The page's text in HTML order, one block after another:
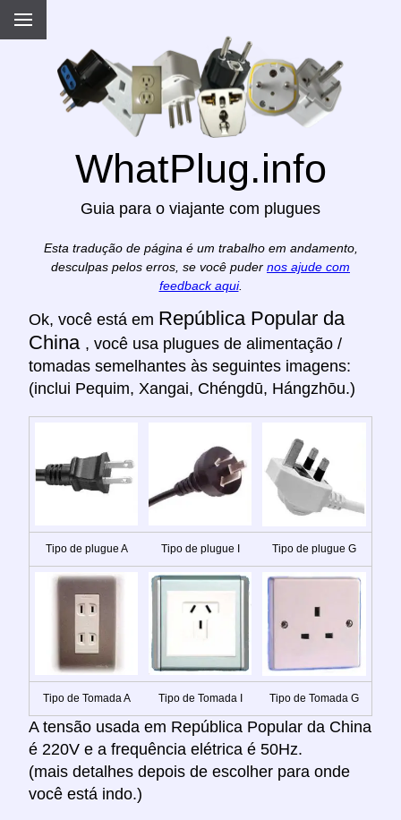
WhatPlug.info
Guia para o viajante com plugues
Esta tradução de página é um trabalho em andamento,
desculpas pelos erros, se você puder nos ajude com
feedback aqui.
Ok, você está em República Popular da
China , você usa plugues de alimentação /
tomadas semelhantes às seguintes imagens:
(inclui Pequim, Xangai, Chéngdū, Hángzhōu.)
Tipo de plugue A Tipo de plugue I Tipo de plugue G
Tipo de Tomada A Tipo de Tomada I Tipo de Tomada G
A tensão usada em República Popular da China
é 220V e a frequência elétrica é 50Hz.
(mais detalhes depois de escolher para onde
você está indo.)